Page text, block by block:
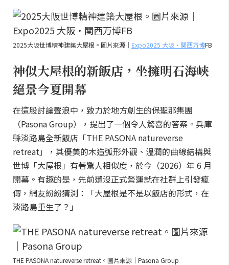
2025大阪世博精神建築大屋根。圖片來源｜ Expo2025 大阪・関西万博FB
神似大屋根的新飯店，坐擁明石海峽
絕景今夏開幕
在這股討論聲浪中，致力於地方創生的保聖那集團
（Pasona Group），提出了一個令人驚喜的答案。兵庫
縣淡路島全新飯店「THE PASONA natureverse
retreat」，其優美的木造弧形外觀、溫潤的曲線結構與
世博「大屋根」有著驚人相似度，於今（2026）年 6 月
開幕。有趣的是，先前還沒正式營運就在社群上引發瘋
傳，網友紛紛猜測：「大屋根是不是以飯店的形式，在
淡路島重生了？」
THE PASONA natureverse retreat。圖片來源｜Pasona Group